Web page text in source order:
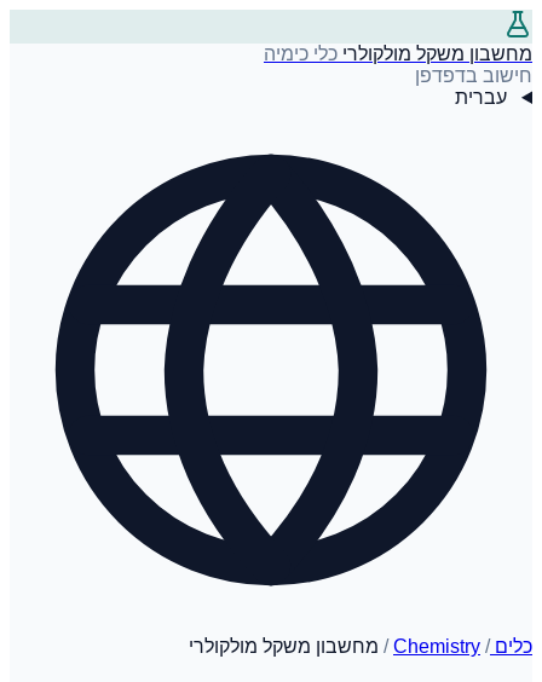
מחשבון משקל מולקולרי כלי כימיה
חישוב בדפדפן
עברית
כלים/
Chemistry
/ מחשבון משקל מולקולרי